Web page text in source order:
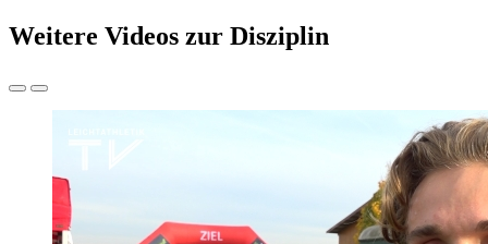
Weitere Videos zur Disziplin